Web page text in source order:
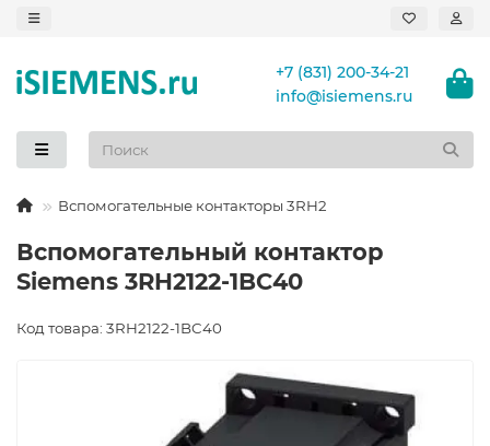
+7 (831) 200-34-21
info@isiemens.ru
Вспомогательные контакторы 3RH2
Вспомогательный контактор
Siemens 3RH2122-1BC40
Код товара: 3RH2122-1BC40